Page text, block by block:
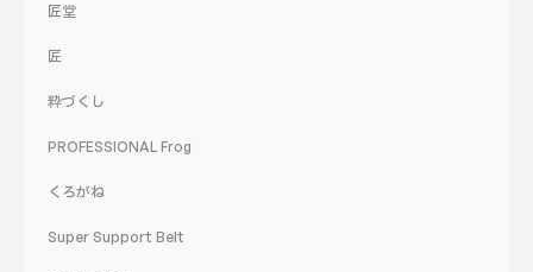
匠堂
匠
粋づくし
PROFESSIONAL Frog
くろがね
Super Support Belt